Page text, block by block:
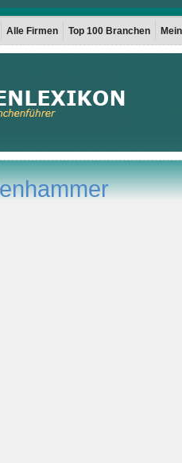
Alle Firmen Top 100 Branchen